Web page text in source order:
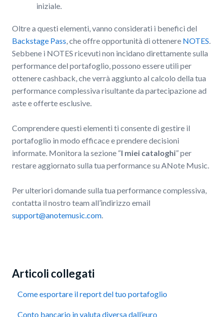
iniziale.
Oltre a questi elementi, vanno considerati i benefici del
Backstage Pass , che offre opportunità di ottenere NOTES
Sebbene i NOTES ricevuti non incidano direttamente sulla
performance del portafoglio, possono essere utili per
ottenere cashback, che verrà aggiunto al calcolo della tua
performance complessiva risultante da partecipazione ad
aste e offerte esclusive.
Comprendere questi elementi ti consente di gestire il
portafoglio in modo efficace e prendere decisioni
informate. Monitora la sezione “I miei cataloghi” per
restare aggiornato sulla tua performance su ANote Music.
Per ulteriori domande sulla tua performance complessiva,
contatta il nostro team all’indirizzo email
support@anotemusic.com
Articoli collegati
Come esportare il report del tuo portafoglio
Conto bancario in valuta diversa dall’euro